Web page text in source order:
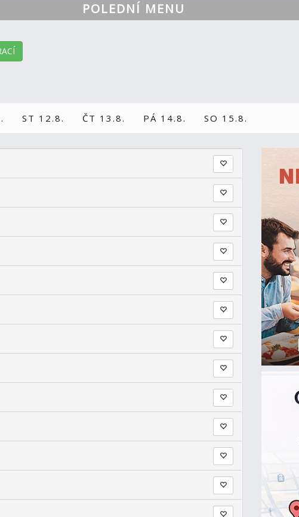
POLEDNÍ MENU
ST 12.8. ČT 13.8. PÁ 14.8. SO 15.8.